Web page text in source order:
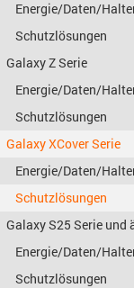
Energie/Daten/
Schutzlösungen
Galaxy Z Serie
Energie/Daten/
Schutzlösungen
Galaxy XCover Serie
Energie/Daten/
Schutzlösungen
Galaxy S25 Serie und
Energie/Daten/
Schutzlösungen